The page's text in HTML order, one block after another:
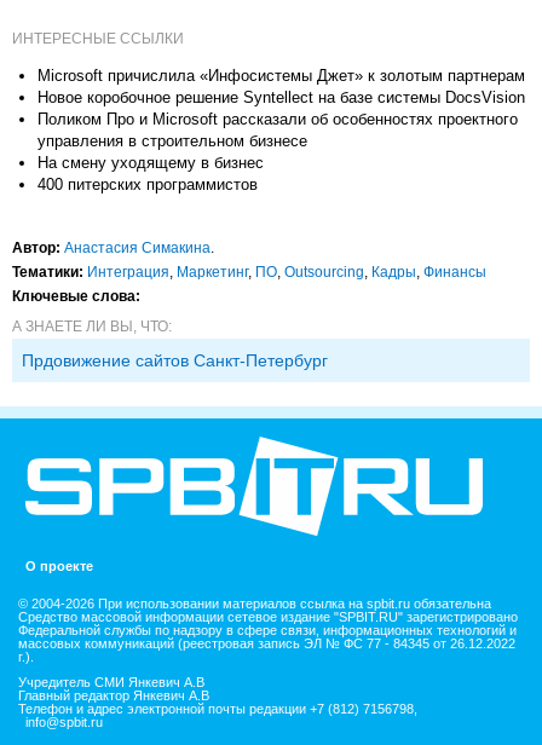
ИНТЕРЕСНЫЕ ССЫЛКИ
Microsoft причислила «Инфосистемы Джет» к золотым партнерам
Новое коробочное решение Syntellect на базе системы DocsVision
Поликом Про и Microsoft рассказали об особенностях проектного
управления в строительном бизнесе
На смену уходящему в бизнес
400 питерских программистов
Автор: Анастасия Симакина
Тематики: Интеграция Маркетинг, ПО Outsourcing Кадры Финансы
Ключевые слова:
А ЗНАЕТЕ ЛИ ВЫ, ЧТО:
Прдовижение сайтов Санкт-Петербург
О проекте
© 2004-2026 При использовании материалов ссылка на spbit.ru обязательна
Средство массовой информации сетевое издание "SPBIT.RU" зарегистрировано
Федеральной службы по надзору в сфере связи, информационных технологий и
массовых коммуникаций (реестровая запись ЭЛ № ФС 77 - 84345 от 26.12.2022
г.).
Учредитель СМИ Янкевич А.В
Главный редактор Янкевич А.В
Телефон и адрес электронной почты редакции +7 (812) 7156798,
info@spbit.ru